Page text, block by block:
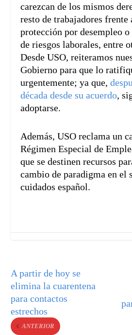
carezcan de los mismos
resto de trabajadores frente
protección por desempleo
de riesgos laborales, entre
Desde USO, reiteramos
Gobierno para que lo
urgentemente; ya que,
década desde su acuerdo,
adoptarse.
Además, USO reclama un
Régimen Especial de
que se destinen recursos
cambio de paradigma en el
cuidados español.
A partir de hoy se
elimina la cuarentena
para contactos
estrechos
ANTERIOR